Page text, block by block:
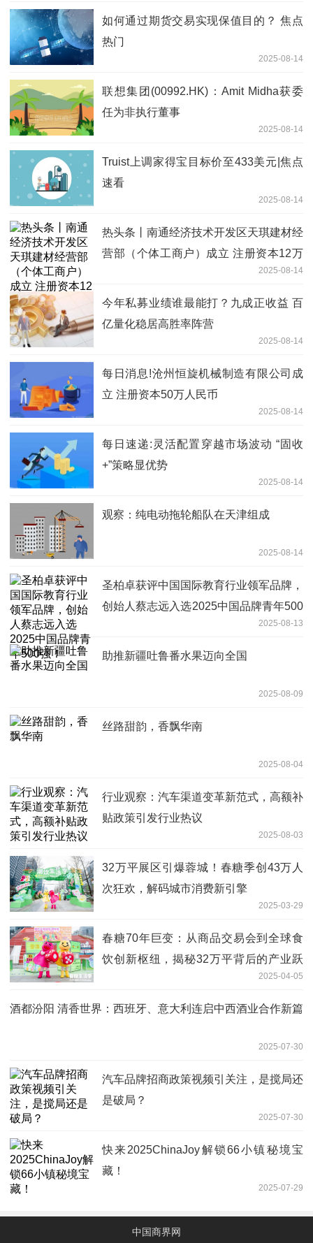
如何通过期货交易实现保值目的？ 焦点
热门
2025-08-14
联想集团(00992.HK)：Amit Midha获委
任为非执行董事
2025-08-14
Truist上调家得宝目标价至433美元|焦点
速看
2025-08-14
热头条丨南通经济技术开发区天琪建材经
营部（个体工商户）成立 注册资本12万
2025-08-14
今年私募业绩谁最能打？九成正收益 百
亿量化稳居高胜率阵营
2025-08-14
每日消息!沧州恒旋机械制造有限公司成
立 注册资本50万人民币
2025-08-14
每日速递:灵活配置穿越市场波动 “固收
+”策略显优势
2025-08-14
观察：纯电动拖轮船队在天津组成
2025-08-14
圣柏卓获评中国国际教育行业领军品牌，
创始人蔡志远入选2025中国品牌青年500
2025-08-13
助推新疆吐鲁番水果迈向全国
2025-08-09
丝路甜韵，香飘华南
2025-08-04
行业观察：汽车渠道变革新范式，高额补
贴政策引发行业热议
2025-08-03
32万平展区引爆蓉城！春糖季创43万人
次狂欢，解码城市消费新引擎
2025-03-29
春糖70年巨变：从商品交易会到全球食
饮创新枢纽，揭秘32万平背后的产业跃
2025-04-05
酒都汾阳 清香世界：西班牙、意大利连启中西酒业合作新篇
2025-07-30
汽车品牌招商政策视频引关注，是搅局还
是破局？
2025-07-30
快来2025ChinaJoy解锁66小镇秘境宝
藏！
2025-07-29
中国商界网